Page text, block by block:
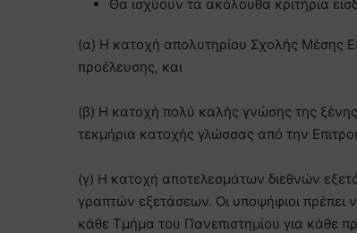
Θα ισχύουν τα ακόλουθα κριτήρια
(α) H κατοχή απολυτηρίου Σχολής Μέσης
προέλευσης, και
(β) H κατοχή πολύ καλής γνώσης της
τεκμήρια κατοχής γλώσσας από την
(γ) H κατοχή αποτελεσμάτων διεθνών
γραπτών εξετάσεων. Οι υποψήφιοι πρέπει
κάθε Τμήμα του Πανεπιστημίου για κάθε